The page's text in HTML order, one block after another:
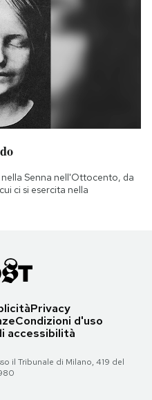
Senna nell'Ottocento, da
ci si esercita nella
Privacy
Condizioni d'uso
accessibilità
il Tribunale di Milano, 419 del